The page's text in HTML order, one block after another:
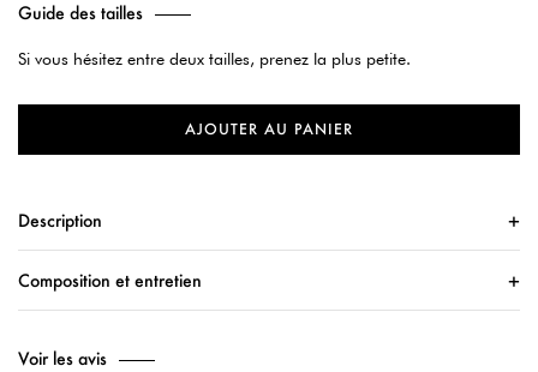
Guide des tailles
Si vous hésitez entre deux tailles, prenez la plus petite.
AJOUTER AU PANIER
Description
Composition et entretien
Voir les avis